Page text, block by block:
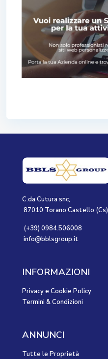
C.da Cutura snc,
87010 Torano Castello (Cs)
(+39) 0984.506008
info@bblsgroup.it
INFORMAZIONI
Privacy e Cookie Policy
Termini & Condizioni
ANNUNCI
Tutte le Proprietà